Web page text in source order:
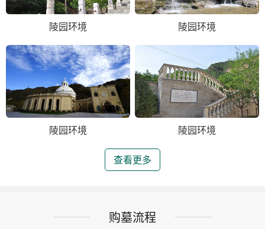
陵园环境 陵园环境
陵园环境 陵园环境
查看更多
购墓流程